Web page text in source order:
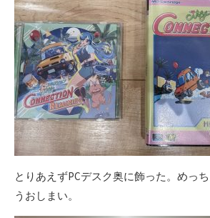
とりあえずPCデスク奥に飾った。めっ
うおしまい。